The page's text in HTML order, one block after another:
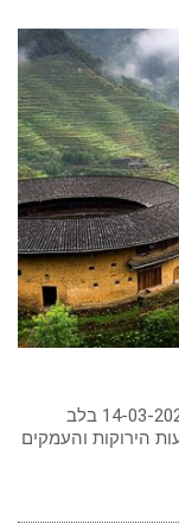
כתב: גילי חסקין; 12-12-2025. הגהה ועדכון: 14-03-2026 בלב
הירוקות והעמקים